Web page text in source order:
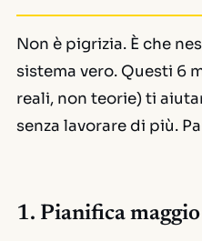
Non è pigrizia. È che
sistema vero. Questi 6
reali, non teorie) ti
senza lavorare di più.
1. Pianifica